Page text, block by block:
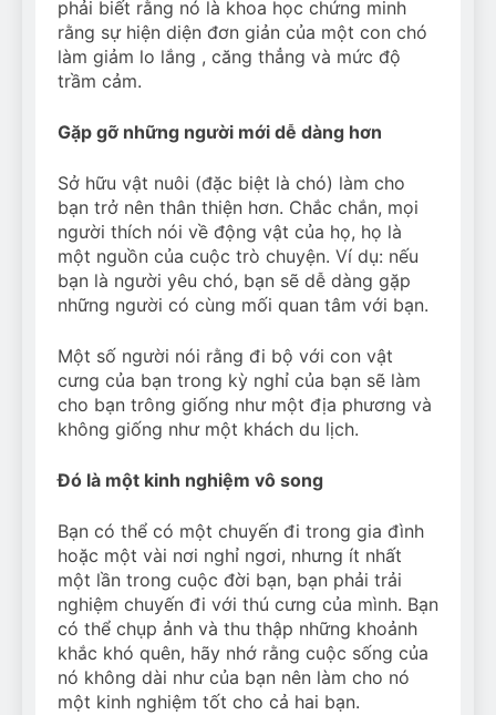
phải biết rằng nó là khoa học chứng minh
rằng sự hiện diện đơn giản của một con chó
làm giảm lo lắng , căng thẳng và mức độ
trầm cảm.
Gặp gỡ những người mới dễ dàng hơn
Sở hữu vật nuôi (đặc biệt là chó) làm cho
bạn trở nên thân thiện hơn. Chắc chắn, mọi
người thích nói về động vật của họ, họ là
một nguồn của cuộc trò chuyện. Ví dụ: nếu
bạn là người yêu chó, bạn sẽ dễ dàng gặp
những người có cùng mối quan tâm với bạn.
Một số người nói rằng đi bộ với con vật
cưng của bạn trong kỳ nghỉ của bạn sẽ làm
cho bạn trông giống như một địa phương và
không giống như một khách du lịch.
Đó là một kinh nghiệm vô song
Bạn có thể có một chuyến đi trong gia đình
hoặc một vài nơi nghỉ ngơi, nhưng ít nhất
một lần trong cuộc đời bạn, bạn phải trải
nghiệm chuyến đi với thú cưng của mình. Bạn
có thể chụp ảnh và thu thập những khoảnh
khắc khó quên, hãy nhớ rằng cuộc sống của
nó không dài như của bạn nên làm cho nó
một kinh nghiệm tốt cho cả hai bạn.